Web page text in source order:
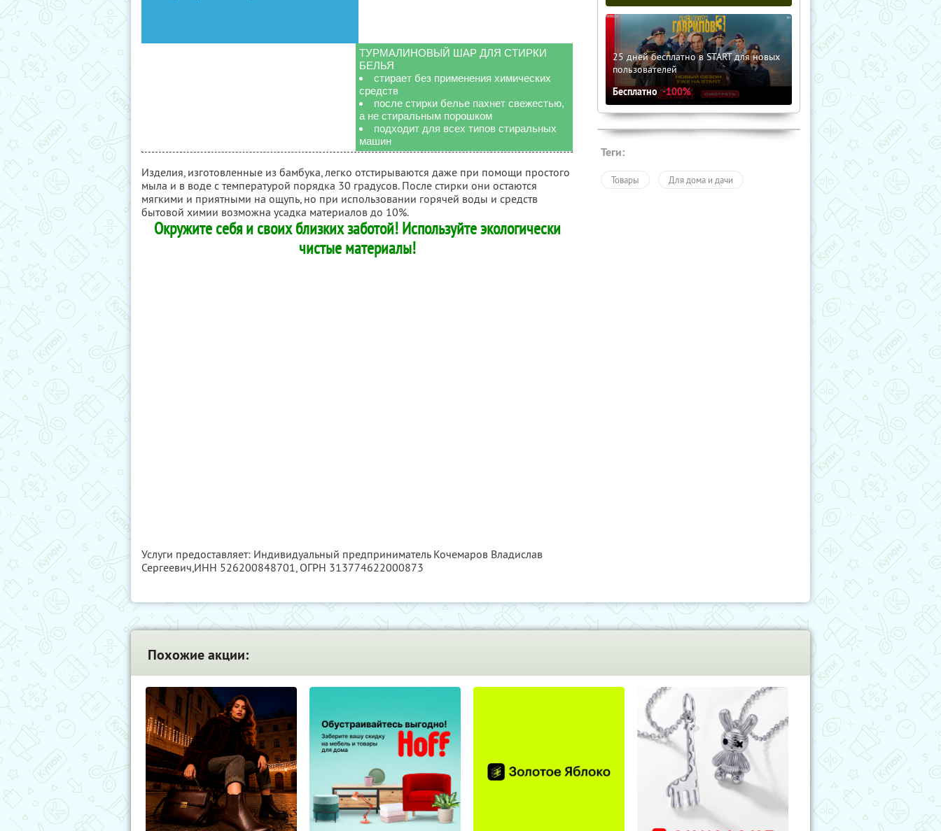
ТУРМАЛИНОВЫЙ ШАР ДЛЯ СТИРКИ
БЕЛЬЯ
стирает без применения химических
средств
после стирки белье пахнет свежестью,
а не стиральным порошком
подходит для всех типов стиральных
машин
Изделия, изготовленные из бамбука, легко отстирываются даже при помощи простого
мыла и в воде с температурой порядка 30 градусов. После стирки они остаются
мягкими и приятными на ощупь, но при использовании горячей воды и средств
бытовой химии возможна усадка материалов до 10%.
Окружите себя и своих близких заботой! Используйте экологически
чистые материалы!
Услуги предоставляет: Индивидуальный предприниматель Кочемаров Владислав
Сергеевич,ИНН 526200848701, ОГРН 313774622000873
25 дней бесплатно в START для новых
пользователей
Бесплатно -100%
Теги:
Товары Для дома и дачи
Похожие акции: